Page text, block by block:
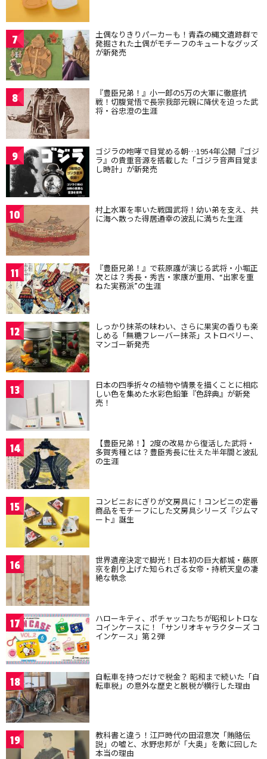
7 土偶なりきりパーカーも！青森の縄文遺跡群で
発掘された土偶がモチーフのキュートなグッズ
が新発売
8 『豊臣兄弟！』小一郎の5万の大軍に徹底抗
戦！切腹覚悟で長宗我部元親に降伏を迫った武
将・谷忠澄の生涯
9 ゴジラの咆哮で目覚める朝…1954年公開『ゴジ
ラ』の貴重音源を搭載した「ゴジラ音声目覚ま
し時計」が新発売
10 村上水軍を率いた戦国武将！幼い弟を支え、共
に海へ散った得居通幸の波乱に満ちた生涯
11 『豊臣兄弟！』で萩原護が演じる武将・小堀正
次とは？秀長・秀吉・家康が重用、“出家を重
ねた実務派”の生涯
12 しっかり抹茶の味わい、さらに果実の香りも楽
しめる「無糖フレーバー抹茶」ストロベリー、
マンゴー新発売
13 日本の四季折々の植物や情景を描くことに相応
しい色を集めた水彩色鉛筆『色辞典』が新発
売！
14 【豊臣兄弟！】2度の改易から復活した武将・
多賀秀種とは？豊臣秀長に仕えた半年間と波乱
の生涯
15 コンビニおにぎりが文房具に！コンビニの定番
商品をモチーフにした文房具シリーズ『ジムマ
ート』誕生
16 世界遺産決定で脚光！日本初の巨大都城・藤原
京を創り上げた知られざる女帝・持統天皇の凄
絶な執念
17 ハローキティ、ポチャッコたちが昭和レトロな
コインケースに！「サンリオキャラクターズ コ
インケース」第２弾
18 自転車を持つだけで税金？ 昭和まで続いた「自
転車税」の意外な歴史と脱税が横行した理由
19 教科書と違う！江戸時代の田沼意次「賄賂伝
説」の嘘と、水野忠邦が「大奥」を敵に回した
本当の理由